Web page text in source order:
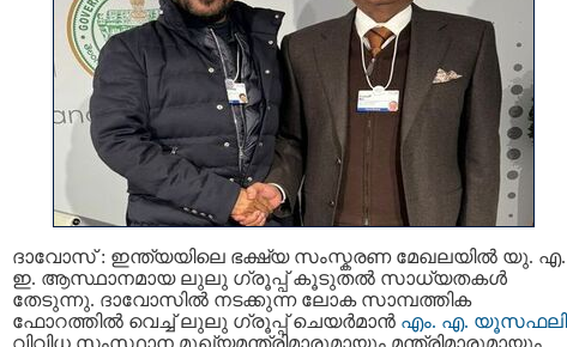
ദാവോസ് : ഇന്ത്യയിലെ ഭക്ഷ്യ സംസ്കരണ മേഖലയിൽ യു. എ.
ഇ. ആസ്ഥാനമായ ലുലു ഗ്രൂപ്പ് കൂടുതൽ സാധ്യതകൾ
തേടുന്നു. ദാവോസിൽ നടക്കുന്ന ലോക സാമ്പത്തിക
ഫോറത്തിൽ വെച്ച് ലുലു ഗ്രൂപ്പ് ചെയർമാൻ എം. എ. യൂസഫലി
വിവിധ സംസ്ഥാന മുഖ്യമന്ത്രിമാരുമായും മന്ത്രിമാരുമായും